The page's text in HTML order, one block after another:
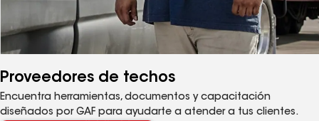
Proveedores de techos
Encuentra herramientas, documentos y capacitación
diseñados por GAF para ayudarte a atender a tus clientes.